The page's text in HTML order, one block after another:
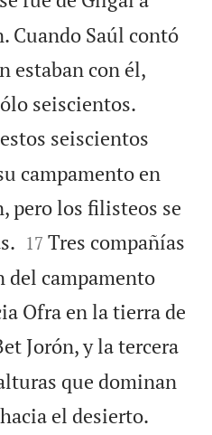
Cuando Saúl contó
estaban con él,
seiscientos.
seiscientos
campamento en
pero los filisteos se


17 Tres compañías
del campamento
Ofra en la tierra de
Jorón, y la tercera
que dominan
el desierto.